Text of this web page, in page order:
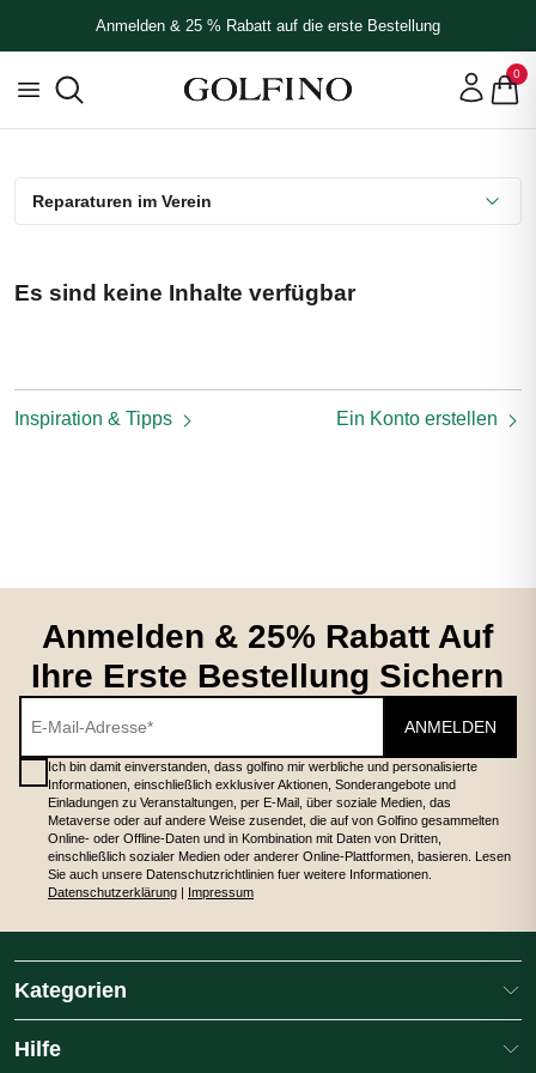
Anmelden & 25 % Rabatt auf die erste Bestellung
0
Reparaturen im Verein
Es sind keine Inhalte verfügbar
Inspiration & Tipps Ein Konto erstellen
Anmelden & 25% Rabatt Auf
Ihre Erste Bestellung Sichern
ANMELDEN
Ich bin damit einverstanden, dass golfino mir werbliche und personalisierte
Informationen, einschließlich exklusiver Aktionen, Sonderangebote und
Einladungen zu Veranstaltungen, per E-Mail, über soziale Medien, das
Metaverse oder auf andere Weise zusendet, die auf von Golfino gesammelten
Online- oder Offline-Daten und in Kombination mit Daten von Dritten,
einschließlich sozialer Medien oder anderer Online-Plattformen, basieren. Lesen
Sie auch unsere Datenschutzrichtlinien fuer weitere Informationen.
Datenschutzerklärung | Impressum
Kategorien
Hilfe